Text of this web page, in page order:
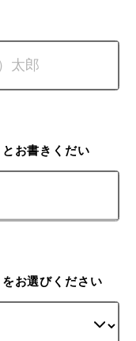
お書きくだい
お選びください